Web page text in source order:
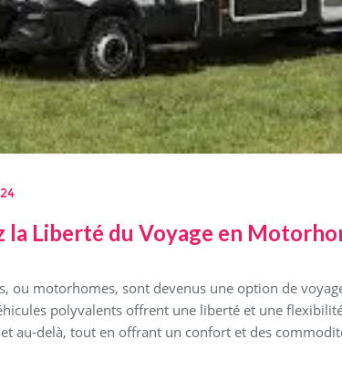
la Liberté du Voyage en
ou motorhomes, sont devenus une option de
polyvalents offrent une liberté et une
au-delà, tout en offrant un confort et des